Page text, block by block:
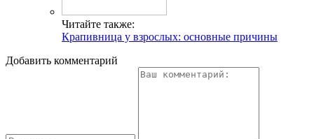
Читайте также:
Крапивница у взрослых: основные причины
Добавить комментарий